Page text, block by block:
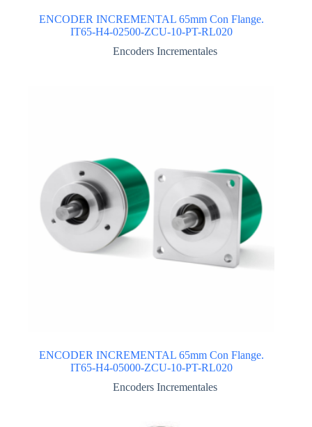
ENCODER INCREMENTAL 65mm Con Flange.
IT65-H4-02500-ZCU-10-PT-RL020
Encoders Incrementales
ENCODER INCREMENTAL 65mm Con Flange.
IT65-H4-05000-ZCU-10-PT-RL020
Encoders Incrementales